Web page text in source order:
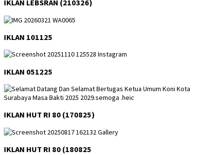
IKLAN LEBSRAN (210326)
IKLAN 101125
IKLAN 051225
IKLAN HUT RI 80 (170825)
IKLAN HUT RI 80 (180825